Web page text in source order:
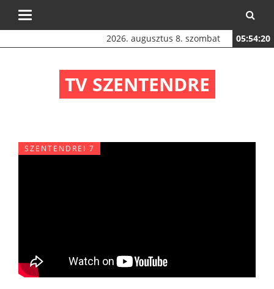
Toggle
2026. augusztus 8. szombat 05:54:20
TV SZENTENDRE
SZENTENDREI 7